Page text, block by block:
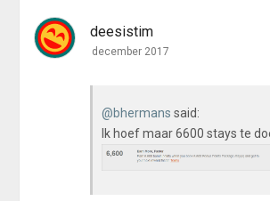
deesistim
december 2017
@bhermans said:
Ik hoef maar 6600 stays te